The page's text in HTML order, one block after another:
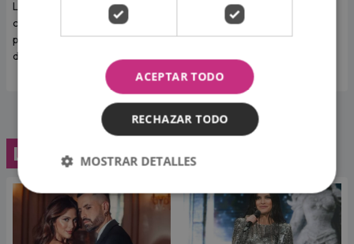
La gran Josie Diez Canseco te
cuenta qué te depara tu signo
para hoy martes 4 de agosto
de 2026.
La gran Josie Diez Canseco te
cuenta qué te depara tu signo
para hoy lunes 03 de agosto
de 2026.
Lo último
ACEPTAR TODO
RECHAZAR TODO
MOSTRAR DETALLES